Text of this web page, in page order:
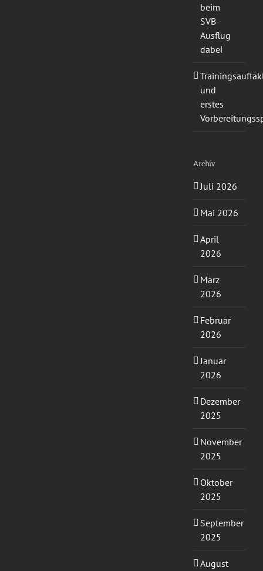
beim
SVB-
Ausflug
dabei
und
erstes
Archiv
Juli 2026
Mai 2026
April
2026
März
2026
Februar
2026
Januar
2026
Dezember
2025
November
2025
Oktober
2025
September
2025
August